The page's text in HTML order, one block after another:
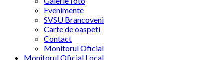
Evenimente
SVSU Brancoveni
Carte de oaspeti
Contact
Monitorul Oficial
Monitorul Oficial Local